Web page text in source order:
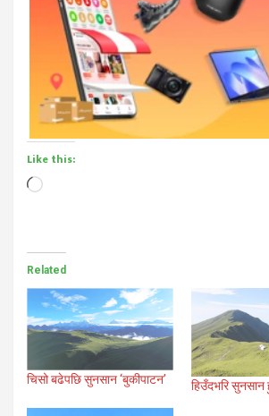
Like this:
Loading…
Related
चिसो बढेपछि सुनसान ‘बुकीपाटन’ हिउँदभरि सुनसान